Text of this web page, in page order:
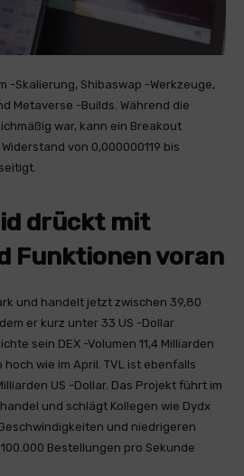
-Skalierung, Shibaswap -Werkzeuge,
Metaverse -Builds. Während die
war, kann ein Breakout
von 0,000000119 bis
drückt mit
Funktionen voran
und handelt jetzt zwischen 39,80
er kurz unter 33 US -Dollar
sein DEX -Volumen 11,4 Milliarden
wie im April. TVL ist ebenfalls
US -Dollar. Das Projekt führt im
und schlägt Kollegen wie Dydx
und niedrigeren
Bestellungen pro Sekunde